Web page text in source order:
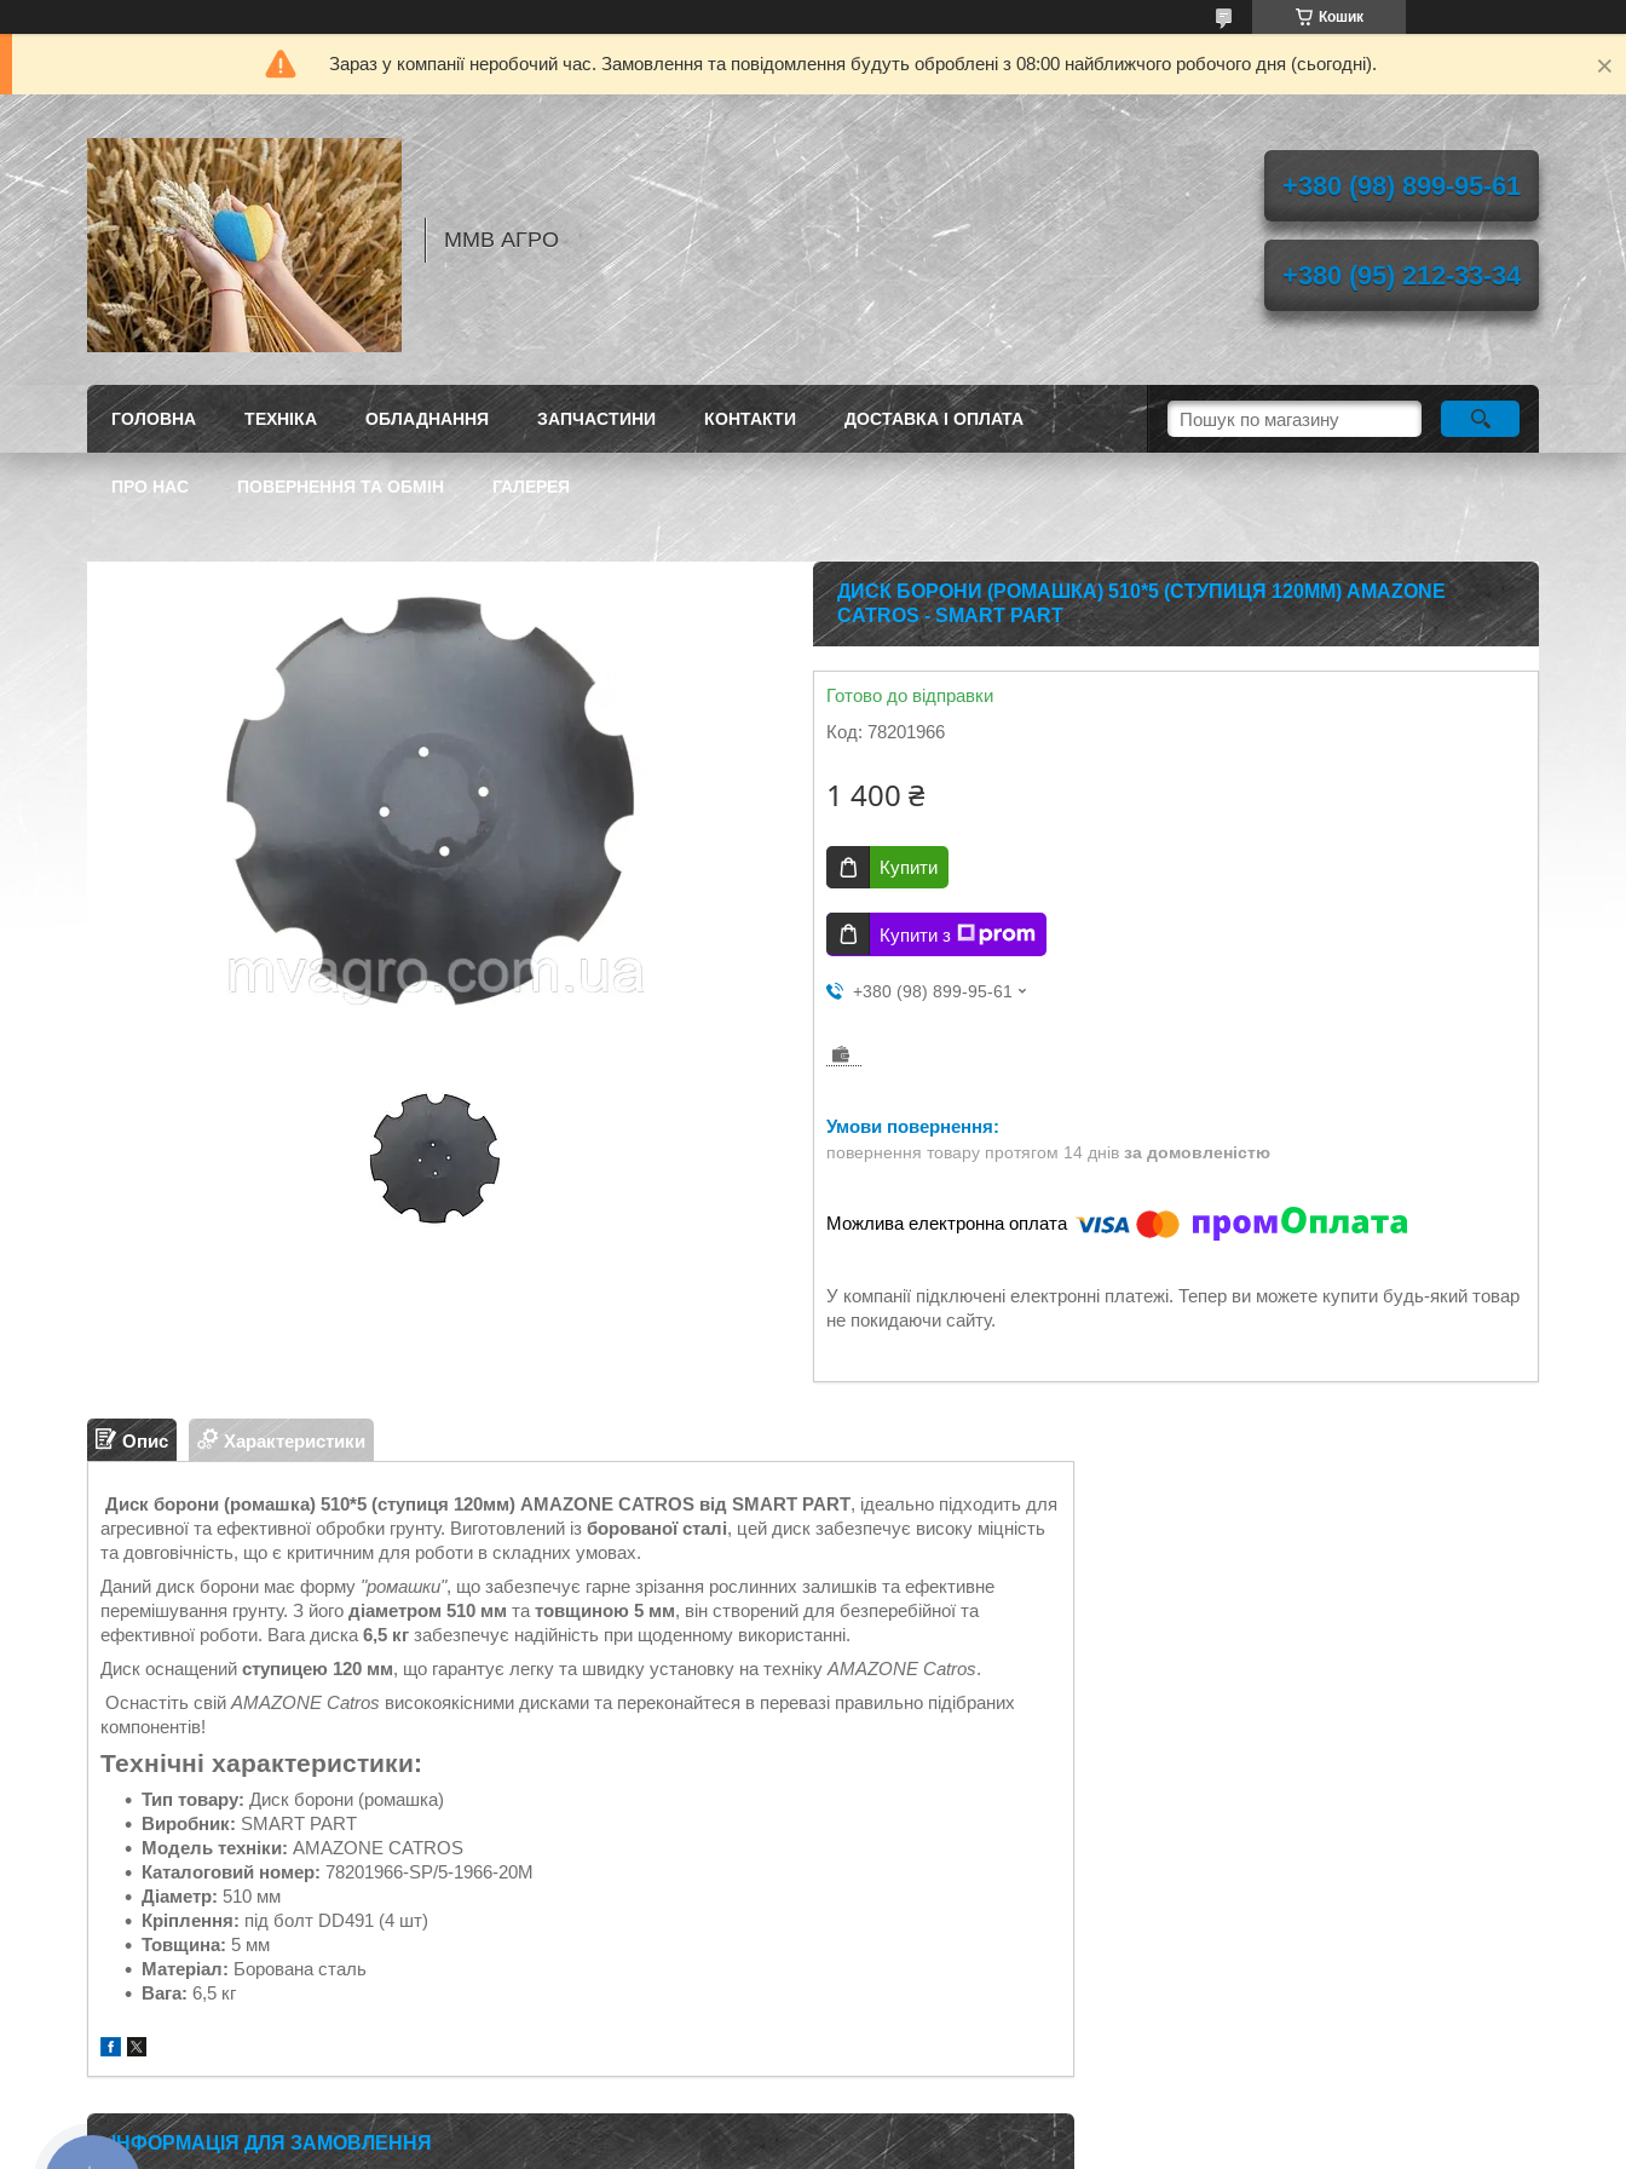
Кошик
Зараз у компанії неробочий час. Замовлення та повідомлення будуть оброблені з 08:00 найближчого робочого дня (сьогодні).
ММВ АГРО
+380 (98) 899-95-61
+380 (95) 212-33-34
ГОЛОВНА ТЕХНІКА ОБЛАДНАННЯ ЗАПЧАСТИНИ КОНТАКТИ ДОСТАВКА І ОПЛАТА
ПРО НАС ПОВЕРНЕННЯ ТА ОБМІН ГАЛЕРЕЯ
ДИСК БОРОНИ (РОМАШКА) 510*5 (СТУПИЦЯ 120ММ) AMAZONE
CATROS - SMART PART
Готово до відправки
Код: 78201966
1 400 ₴
Купити
Купити з
+380 (98) 899-95-61
повернення товару протягом 14 днів за домовленістю
У компанії підключені електронні платежі. Тепер ви можете купити будь-який товар
не покидаючи сайту.
Опис Характеристики
Диск борони (ромашка) 510*5 (ступиця 120мм) AMAZONE CATROS від SMART PART, ідеально підходить для
агресивної та ефективної обробки грунту. Виготовлений із борованої сталі, цей диск забезпечує високу міцність
та довговічність, що є критичним для роботи в складних умовах.
Даний диск борони має форму "ромашки", що забезпечує гарне зрізання рослинних залишків та ефективне
перемішування грунту. З його діаметром 510 мм та товщиною 5 мм, він створений для безперебійної та
ефективної роботи. Вага диска 6,5 кг забезпечує надійність при щоденному використанні.
Диск оснащений ступицею 120 мм, що гарантує легку та швидку установку на техніку AMAZONE Catros.
Оснастіть свій AMAZONE Catros високоякісними дисками та переконайтеся в перевазі правильно підібраних
компонентів!
Технічні характеристики:
Тип товару: Диск борони (ромашка)
Виробник: SMART PART
Модель техніки: AMAZONE CATROS
Каталоговий номер: 78201966-SP/5-1966-20M
Діаметр: 510 мм
Кріплення: під болт DD491 (4 шт)
Товщина: 5 мм
Матеріал: Борована сталь
Вага: 6,5 кг
ІНФОРМАЦІЯ ДЛЯ ЗАМОВЛЕННЯ